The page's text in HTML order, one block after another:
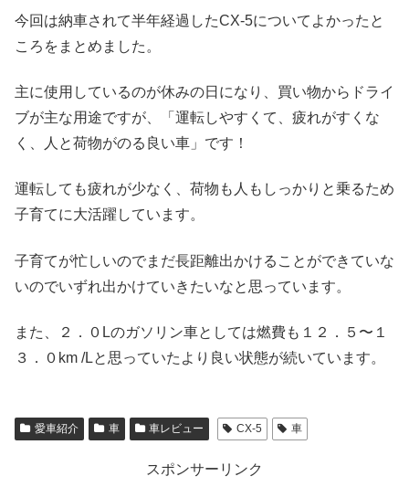
今回は納車されて半年経過したCX-5についてよかったと
ころをまとめました。
主に使用しているのが休みの日になり、買い物からドライ
ブが主な用途ですが、「運転しやすくて、疲れがすくな
く、人と荷物がのる良い車」です！
運転しても疲れが少なく、荷物も人もしっかりと乗るため
子育てに大活躍しています。
子育てが忙しいのでまだ長距離出かけることができていな
いのでいずれ出かけていきたいなと思っています。
また、２．０Lのガソリン車としては燃費も１２．５〜１
３．０km /Lと思っていたより良い状態が続いています。
愛車紹介 車 車レビュー CX-5 車
スポンサーリンク